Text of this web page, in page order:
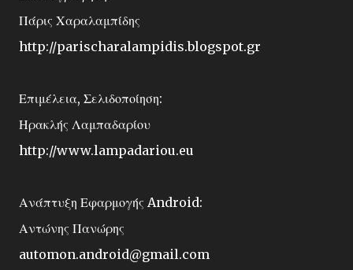
Πάρις Χαραλαμπίδης
http://parischaralampidis.blogspot.gr
Επιμέλεια, Σελιδοποίηση:
Ηρακλής Λαμπαδαρίου
http://www.lampadariou.eu
Ανάπτυξη Εφαρμογής Android:
Αντώνης Πανώρης
automon.android@gmail.com